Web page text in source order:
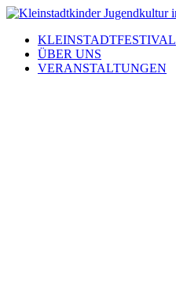
Zum
wechselnKLEINSTADTFESTIVAL
ÜBER UNS
VERANSTALTUNGEN